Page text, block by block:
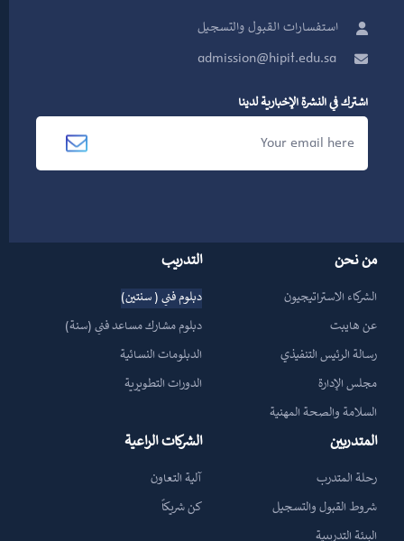
استفسارات القبول والتسجيل
admission@hipit.edu.sa
اشترك في النشرة الإخبارية لدينا
من نحن
الشركاء الاستراتيجيون
عن هايبت
رسالة الرئيس التنفيذي
مجلس الإدارة
السلامة والصحة المهنية
التدريب
دبلوم فني ( سنتين)
دبلوم مشارك مساعد فني (سنة)
الدبلومات النسائية
الدورات التطويرية
المتدربين
رحلة المتدرب
شروط القبول والتسجيل
البيئة التدريبية
الشركات الراعية
آلية التعاون
كن شريكاً